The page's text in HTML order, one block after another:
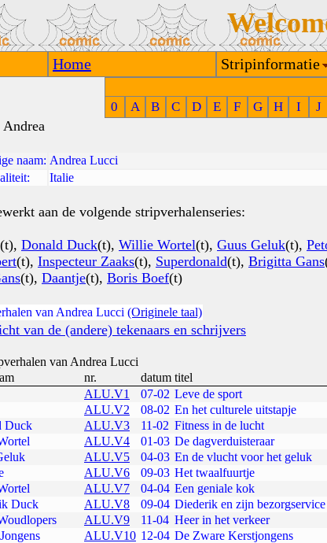
Home Stripinformatie
0 A B C D E F G H I J
naam: Andrea Lucci
Italie
aan de volgende stripverhalenseries:
(t), Donald Duck(t), Willie Wortel(t), Guus Geluk(t),
(t), Inspecteur Zaaks(t), Superdonald(t), Brigitta Gans
(t), Daantje(t), Boris Boef(t)
van Andrea Lucci (Originele taal)
van de (andere) tekenaars en schrijvers
van Andrea Lucci
nr. datum titel
ALU.V1 07-02 Leve de sport
ALU.V2 08-02 En het culturele uitstapje
Duck
ALU.V3 11-02 Fitness in de lucht
ALU.V4 01-03 De dagverduisteraar
ALU.V5 04-03 En de vlucht voor het geluk
ALU.V6 09-03 Het twaalfuurtje
ALU.V7 04-04 Een geniale kok
Duck
ALU.V8 09-04 Diederik en zijn bezorgservice
ALU.V9 11-04 Heer in het verkeer
ALU.V10 12-04 De Zware Kerstjongens